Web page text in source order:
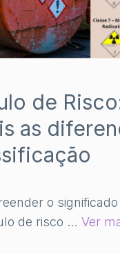
de
as
o
de risco … Ver